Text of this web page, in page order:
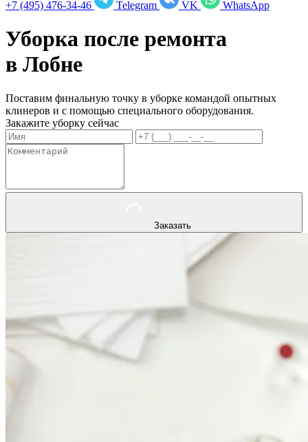
+7 (495) 476-34-46 Telegram VK WhatsApp
Уборка после ремонта
в Лобне
Поставим финальную точку в уборке командой опытных
клинеров и с помощью специального оборудования.
Закажите уборку сейчас
Заказать